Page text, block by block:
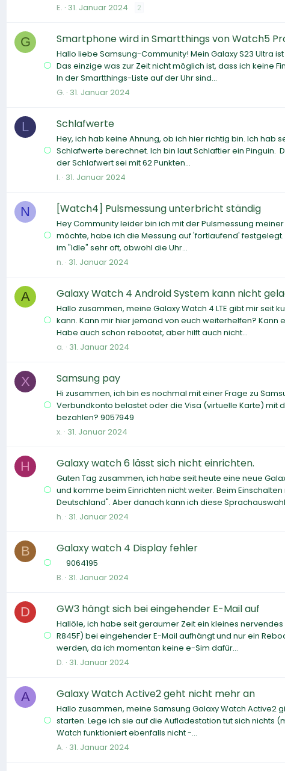
E. 31. Januar 2024 2
G Smartphone wird in Smartthings von Watch5
Hallo liebe Samsung-Community! Mein Galaxy S23 Ultra
Das einzige was zur Zeit nicht möglich ist, dass ich keine
In der Smartthings-Liste auf der Uhr sind...
G. 31. Januar 2024
L Schlafwerte
Hey, ich hab keine Ahnung, ob ich hier richtig bin. Ich
Schlafwerte berechnet. Ich bin laut Schlaftier ein Pinguin.
der Schlafwert sei mit 62 Punkten...
l. 31. Januar 2024
N [Watch4] Pulsmessung unterbricht ständig
Hey Community leider bin ich mit der Pulsmessung
möchte, habe ich die Messung auf 'fortlaufend'
im "Idle" sehr oft, obwohl die Uhr...
n. 31. Januar 2024
A Galaxy Watch 4 Android System kann nicht
Hallo zusammen, meine Galaxy Watch 4 LTE gibt mir
kann. Kann mir hier jemand von euch weiterhelfen?
Habe auch schon rebootet, aber hilft auch nicht...
a. 31. Januar 2024
X Samsung pay
Hi zusammen, ich bin es nochmal mit einer Frage zu
Verbundkonto belastet oder die Visa (virtuelle Karte) mit
bezahlen? 9057949
x. 31. Januar 2024
H Galaxy watch 6 lässt sich nicht einrichten.
Guten Tag zusammen, ich habe seit heute eine neue
und komme beim Einrichten nicht weiter. Beim
Deutschland". Aber danach kann ich diese
h. 31. Januar 2024
B Galaxy watch 4 Display fehler
9064195
B. 31. Januar 2024
D GW3 hängt sich bei eingehender E-Mail auf
Hallöle, ich habe seit geraumer Zeit ein kleines
R845F) bei eingehender E-Mail aufhängt und nur ein
werden, da ich momentan keine e-Sim dafür...
D. 31. Januar 2024
A Galaxy Watch Active2 geht nicht mehr an
Hallo zusammen, meine Samsung Galaxy Watch Active2
starten. Lege ich sie auf die Aufladestation tut sich nichts
Watch funktioniert ebenfalls nicht -...
A. 31. Januar 2024